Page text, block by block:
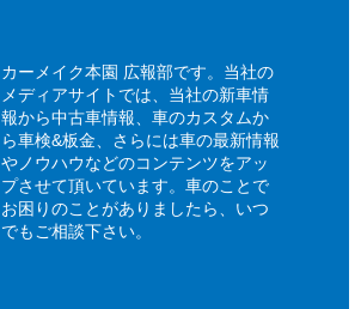
カーメイク本園 広報部です。当社の
メディアサイトでは、当社の新車情
報から中古車情報、車のカスタムか
ら車検&板金、さらには車の最新情報
やノウハウなどのコンテンツをアッ
プさせて頂いています。車のことで
お困りのことがありましたら、いつ
でもご相談下さい。